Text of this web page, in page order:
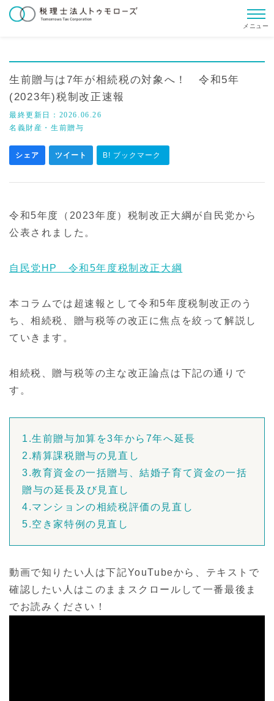
メニュー
生前贈与は7年が相続税の対象へ！ 令和5年
(2023年)税制改正速報
最終更新日： 2026.06.26
名義財産・生前贈与
シェア ツイート B! ブックマーク
令和5年度（2023年度）税制改正大綱が自民党から
公表されました。
自民党HP 令和5年度税制改正大綱
本コラムでは超速報として令和5年度税制改正のう
ち、相続税、贈与税等の改正に焦点を絞って解説し
ていきます。
相続税、贈与税等の主な改正論点は下記の通りで
す。
1.生前贈与加算を3年から7年へ延長
2.精算課税贈与の見直し
3.教育資金の一括贈与、結婚子育て資金の一括
贈与の延長及び見直し
4.マンションの相続税評価の見直し
5.空き家特例の見直し
動画で知りたい人は下記YouTubeから、テキストで
確認したい人はこのままスクロールして一番最後ま
でお読みください！